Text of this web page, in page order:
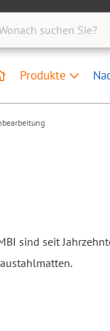
Produkte
sind seit